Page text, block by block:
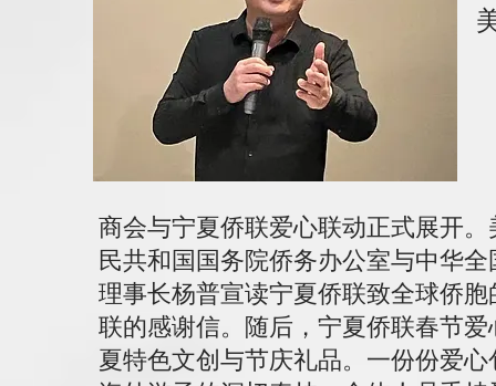
商会与宁夏侨联爱心联动正式展开
民共和国国务院侨务办公室与中华
理事长杨普宣读宁夏侨联致全球侨
联的感谢信。随后，宁夏侨联春节
夏特色文创与节庆礼品。一份份爱